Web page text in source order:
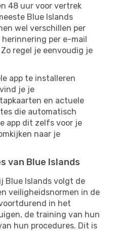
48 uur voor vertrek
Blue Islands
wel verschillen per
per e-mail
regel je eenvoudig je
app te installeren
je je
en actuele
die automatisch
app dit zelfs voor je
naar je
van Blue Islands
Blue Islands volgt de
veiligheidsnormen in de
in het
de training van hun
hun procedures. Dit is